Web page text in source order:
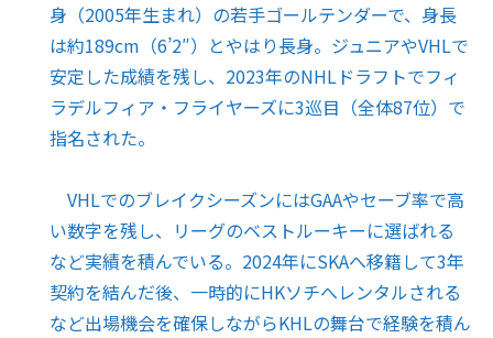
身（2005年生まれ）の若手ゴールテンダーで、身長
は約189cm（6’2″）とやはり長身。ジュニアやVHLで
安定した成績を残し、2023年のNHLドラフトでフィ
ラデルフィア・フライヤーズに3巡目（全体87位）で
指名された。
VHLでのブレイクシーズンにはGAAやセーブ率で高
い数字を残し、リーグのベストルーキーに選ばれる
など実績を積んでいる。2024年にSKAへ移籍して3年
契約を結んだ後、一時的にHKソチへレンタルされる
など出場機会を確保しながらKHLの舞台で経験を積ん